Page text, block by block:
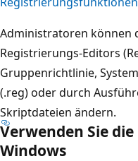
Administratoren können
Registrierungs-Editors
Gruppenrichtlinie,
(.reg) oder durch
Skriptdateien ändern.
Verwenden Sie
Windows